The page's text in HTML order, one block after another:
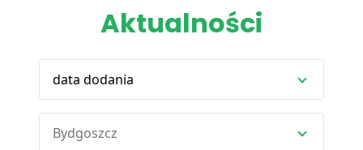
Aktualności
data dodania
Bydgoszcz